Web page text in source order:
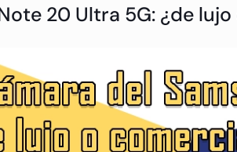
20 Ultra 5G: ¿de